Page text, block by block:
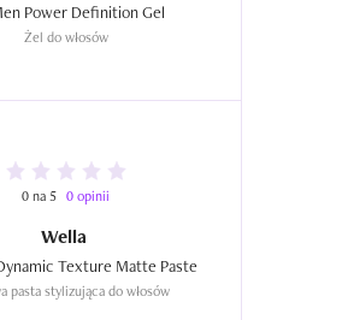
Żel do włosów
0 na 5 0 opinii
Wella
pasta stylizująca do włosów